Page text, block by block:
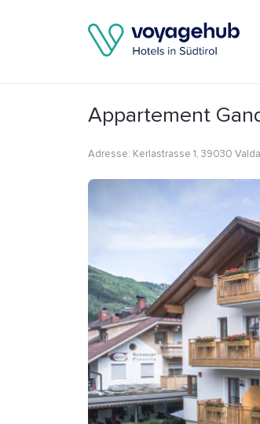
Fotos Annehmlichkeiten
Appartement
Adresse: Kerlastrasse 1, 39030